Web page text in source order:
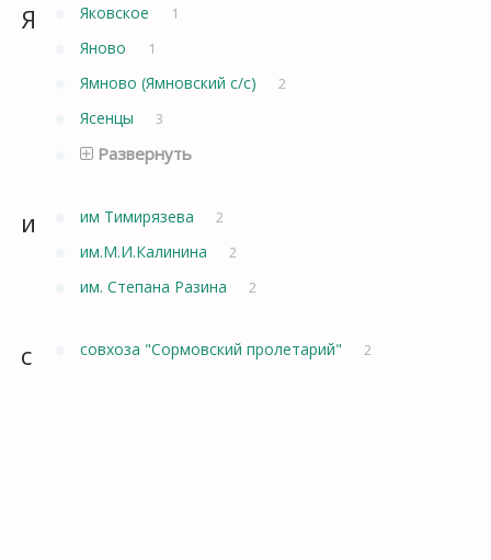
Я Яковское 1
Яново 1
Ямново (Ямновский с/с) 2
Ясенцы 3
Развернуть
и им Тимирязева 2
им.М.И.Калинина 2
им. Степана Разина 2
с совхоза "Сормовский пролетарий" 2